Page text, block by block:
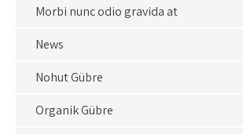
Morbi nunc odio gravida at
News
Nohut Gübre
Organik Gübre